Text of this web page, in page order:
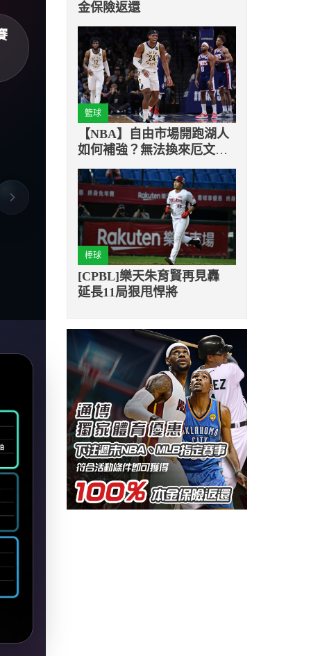
金保險返還
籃球
【NBA】自由市場開跑湖人
如何補強？無法換來厄文將
透過備案來補強
棒球
[CPBL]樂天朱育賢再見轟
延長11局狠甩悍將